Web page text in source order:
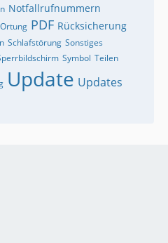
Notfallrufnummern
Ortung PDF Rücksicherung
Schlafstörung Sonstiges
Symbol Teilen
Update Updates